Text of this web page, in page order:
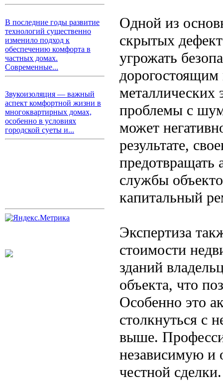
В последние годы развитие
технологий существенно
изменило подход к
обеспечению комфорта в
частных домах.
Современные...
Звукоизоляция — важный
аспект комфортной жизни в
многоквартирных домах,
особенно в условиях
городской суеты и...
Одной из
скрытых
угрожать
дорогостоящим
металлических
проблемы с
может
результате,
предотвращать
службы
капитальный
Экспертиза
стоимости
зданий
объекта, что
Особенно это
столкнуться с
выше.
независимую и
честной сделки.